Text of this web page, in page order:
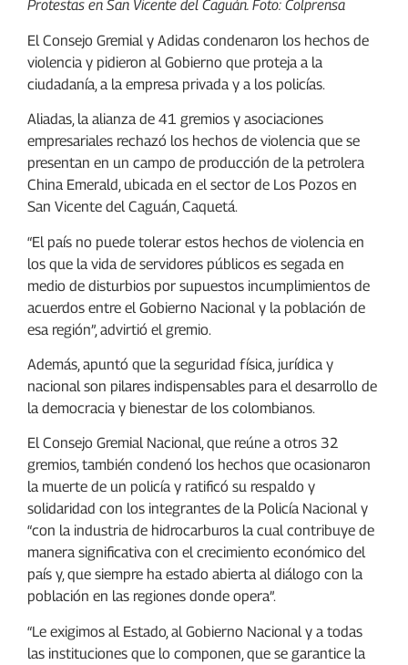
Protestas en San Vicente del Caguán. Foto: Colprensa
El Consejo Gremial y Adidas condenaron los hechos de
violencia y pidieron al Gobierno que proteja a la
ciudadanía, a la empresa privada y a los policías.
Aliadas, la alianza de 41 gremios y asociaciones
empresariales rechazó los hechos de violencia que se
presentan en un campo de producción de la petrolera
China Emerald, ubicada en el sector de Los Pozos en
San Vicente del Caguán, Caquetá.
“El país no puede tolerar estos hechos de violencia en
los que la vida de servidores públicos es segada en
medio de disturbios por supuestos incumplimientos de
acuerdos entre el Gobierno Nacional y la población de
esa región”, advirtió el gremio.
Además, apuntó que la seguridad física, jurídica y
nacional son pilares indispensables para el desarrollo de
la democracia y bienestar de los colombianos.
El Consejo Gremial Nacional, que reúne a otros 32
gremios, también condenó los hechos que ocasionaron
la muerte de un policía y ratificó su respaldo y
solidaridad con los integrantes de la Policía Nacional y
“con la industria de hidrocarburos la cual contribuye de
manera significativa con el crecimiento económico del
país y, que siempre ha estado abierta al diálogo con la
población en las regiones donde opera”.
“Le exigimos al Estado, al Gobierno Nacional y a todas
las instituciones que lo componen, que se garantice la